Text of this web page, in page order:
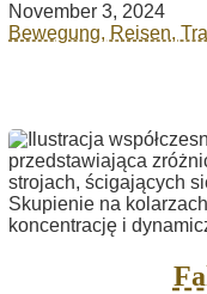
November 3, 2024
Bewegung, Reisen,